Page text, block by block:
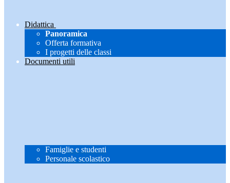
Didattica
Panoramica
Offerta formativa
I progetti delle classi
Documenti utili
Famiglie e studenti
Personale scolastico